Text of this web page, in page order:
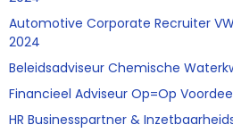
Automotive Corporate Recruiter
2024
Beleidsadviseur Chemische
Financieel Adviseur Op=Op
HR Businesspartner &